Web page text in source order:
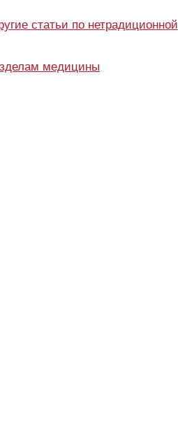
статьи по нетрадиционной
медицины